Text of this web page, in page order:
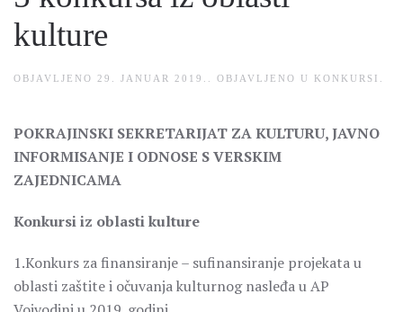
kulture
OBJAVLJENO 29. JANUAR 2019. . OBJAVLJENO U KONKURSI
POKRAJINSKI SEKRETARIJAT ZA KULTURU, JAVNO
INFORMISANJE I ODNOSE S VERSKIM
ZAJEDNICAMA
Konkursi iz oblasti kulture
1.Konkurs za finansiranje – sufinansiranje projekata u
oblasti zaštite i očuvanja kulturnog nasleđa u AP